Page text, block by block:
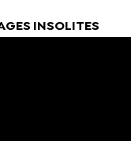
INSOLITES